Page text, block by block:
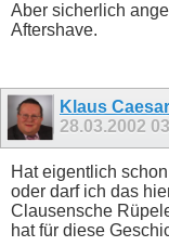
Aber sicherlich
Aftershave.
Klaus Caesar
28.03.2002
Hat eigentlich
oder darf ich das
Clausensche
hat für diese